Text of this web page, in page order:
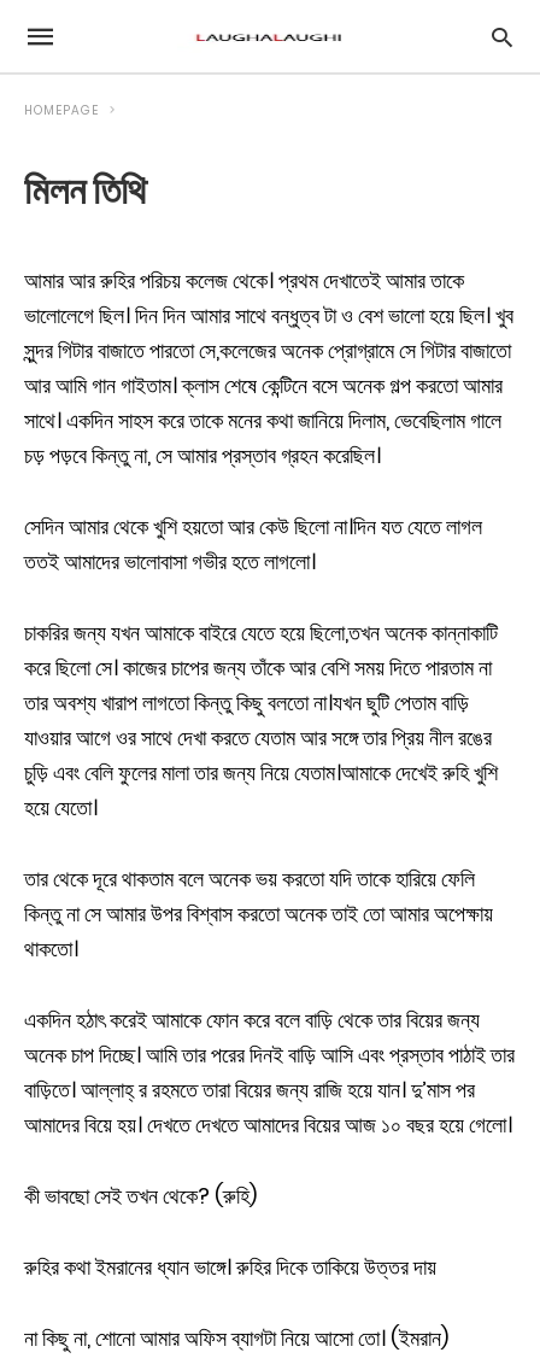
HOMEPAGE
মিলন তিথি
আমার আর রুহির পরিচয় কলেজ থেকে। প্রথম দেখাতেই আমার তাকে
ভালোলেগে ছিল। দিন দিন আমার সাথে বন্ধুত্ব টা ও বেশ ভালো হয়ে ছিল। খুব
সুন্দর গিটার বাজাতে পারতো সে,কলেজের অনেক প্রোগ্রামে সে গিটার বাজাতো
আর আমি গান গাইতাম। ক্লাস শেষে কেন্টিনে বসে অনেক গল্প করতো আমার
সাথে। একদিন সাহস করে তাকে মনের কথা জানিয়ে দিলাম, ভেবেছিলাম গালে
চড় পড়বে কিন্তু না, সে আমার প্রস্তাব গ্রহন করেছিল।
সেদিন আমার থেকে খুশি হয়তো আর কেউ ছিলো না।দিন যত যেতে লাগল
ততই আমাদের ভালোবাসা গভীর হতে লাগলো।
চাকরির জন্য যখন আমাকে বাইরে যেতে হয়ে ছিলো,তখন অনেক কান্নাকাটি
করে ছিলো সে। কাজের চাপের জন্য তাঁকে আর বেশি সময় দিতে পারতাম না
তার অবশ্য খারাপ লাগতো কিন্তু কিছু বলতো না।যখন ছুটি পেতাম বাড়ি
যাওয়ার আগে ওর সাথে দেখা করতে যেতাম আর সঙ্গে তার প্রিয় নীল রঙের
চুড়ি এবং বেলি ফুলের মালা তার জন্য নিয়ে যেতাম।আমাকে দেখেই রুহি খুশি
হয়ে যেতো।
তার থেকে দূরে থাকতাম বলে অনেক ভয় করতো যদি তাকে হারিয়ে ফেলি
কিন্তু না সে আমার উপর বিশ্বাস করতো অনেক তাই তো আমার অপেক্ষায়
থাকতো।
একদিন হঠাৎ করেই আমাকে ফোন করে বলে বাড়ি থেকে তার বিয়ের জন্য
অনেক চাপ দিচ্ছে। আমি তার পরের দিনই বাড়ি আসি এবং প্রস্তাব পাঠাই তার
বাড়িতে। আল্লাহ্ র রহমতে তারা বিয়ের জন্য রাজি হয়ে যান। দু’মাস পর
আমাদের বিয়ে হয়। দেখতে দেখতে আমাদের বিয়ের আজ ১০ বছর হয়ে গেলো।
কী ভাবছো সেই তখন থেকে? (রুহি)
রুহির কথা ইমরানের ধ্যান ভাঙ্গে। রুহির দিকে তাকিয়ে উত্তর দায়
না কিছু না, শোনো আমার অফিস ব্যাগটা নিয়ে আসো তো। (ইমরান)